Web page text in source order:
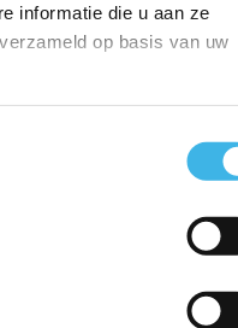
informatie die u aan ze
op basis van uw
diploma op zak
er een uitdagende
start voor
in het vakgebied van
Joost?